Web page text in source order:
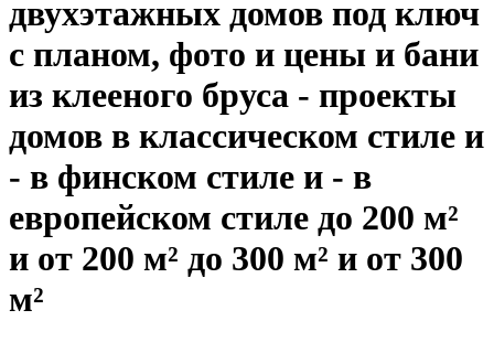
двухэтажных домов под ключ
с планом, фото и цены и бани
из клееного бруса - проекты
домов в классическом стиле и
- в финском стиле и - в
европейском стиле до 200 м²
и от 200 м² до 300 м² и от 300
м²